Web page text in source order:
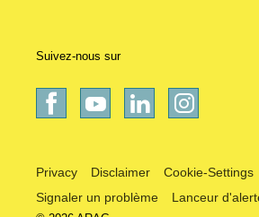
Suivez-nous sur
Privacy Disclaimer Cookie-Settings
Signaler un problème
Lanceur